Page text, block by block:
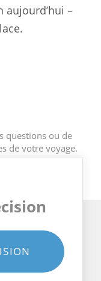
–
questions ou de
de votre voyage.